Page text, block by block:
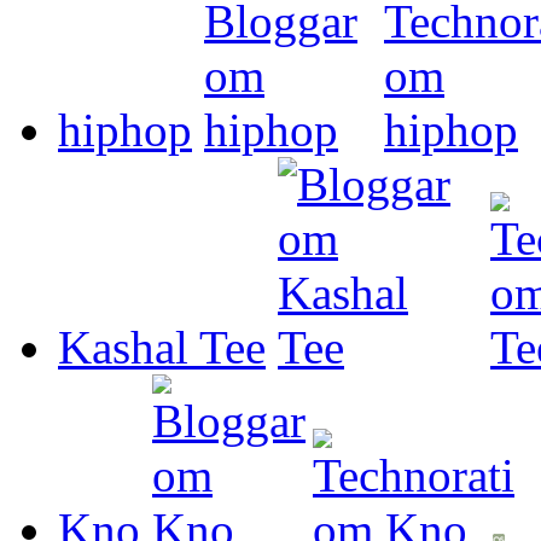
hiphop
Kashal Tee
Kno